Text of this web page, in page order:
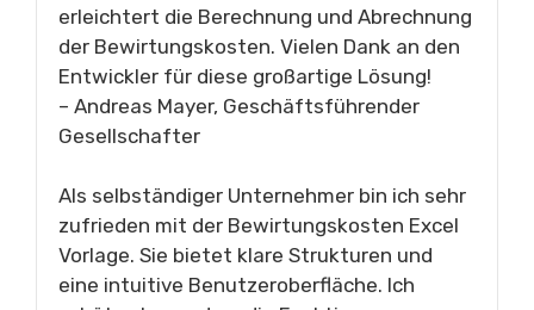
erleichtert die Berechnung und Abrechnung
der Bewirtungskosten. Vielen Dank an den
Entwickler für diese großartige Lösung!
– Andreas Mayer, Geschäftsführender
Gesellschafter
Als selbständiger Unternehmer bin ich sehr
zufrieden mit der Bewirtungskosten Excel
Vorlage. Sie bietet klare Strukturen und
eine intuitive Benutzeroberfläche. Ich